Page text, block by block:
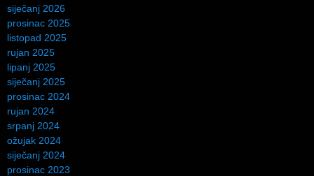
siječanj 2026
prosinac 2025
listopad 2025
rujan 2025
lipanj 2025
siječanj 2025
prosinac 2024
rujan 2024
srpanj 2024
ožujak 2024
siječanj 2024
prosinac 2023